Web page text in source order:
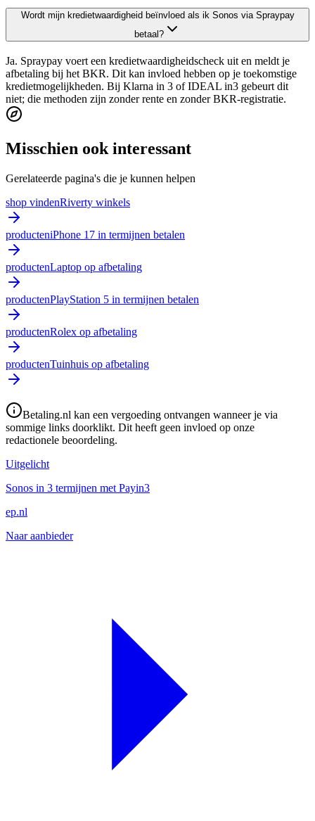
Wordt mijn kredietwaardigheid beïnvloed als ik Sonos via Spraypay
betaal?
Ja. Spraypay voert een kredietwaardigheidscheck uit en meldt je
afbetaling bij het BKR. Dit kan invloed hebben op je toekomstige
kredietmogelijkheden. Bij Klarna in 3 of IDEAL in3 gebeurt dit
niet; die methoden zijn zonder rente en zonder BKR-registratie.
Misschien ook interessant
Gerelateerde pagina's die je kunnen helpen
shop vindenRiverty winkels
producteniPhone 17 in termijnen betalen
productenLaptop op afbetaling
productenPlayStation 5 in termijnen betalen
productenRolex op afbetaling
productenTuinhuis op afbetaling
Betaling.nl kan een vergoeding ontvangen wanneer je via
sommige links doorklikt. Dit heeft geen invloed op onze
redactionele beoordeling.
Uitgelicht
Sonos in 3 termijnen met Payin3
ep.nl
Naar aanbieder